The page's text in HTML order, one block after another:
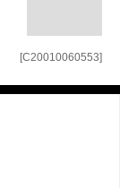
[C20010060553]